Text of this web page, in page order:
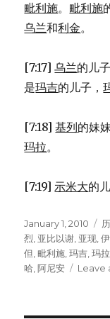
毗利施。 毗利施
乌兰和利金。
[7:17]乌兰的儿
是玛吉的儿子，
[7:18]基列的妹
玛拉。
[7:19]示米大的
Posted
on
January 1, 2010
烈 亚比以谢 亚现 ,
但 ,毗利施 ,玛吉 ,玛拉
哈 ,阿尼安 Leave